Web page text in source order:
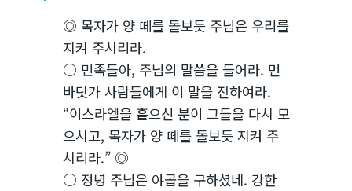
◎ 목자가 양 떼를 돌보듯 주님은 우리를
지켜 주시리라.
○ 민족들아, 주님의 말씀을 들어라. 먼
바닷가 사람들에게 이 말을 전하여라.
“이스라엘을 흩으신 분이 그들을 다시 모
으시고, 목자가 양 떼를 돌보듯 지켜 주
시리라.” ◎
○ 정녕 주님은 야곱을 구하셨네. 강한